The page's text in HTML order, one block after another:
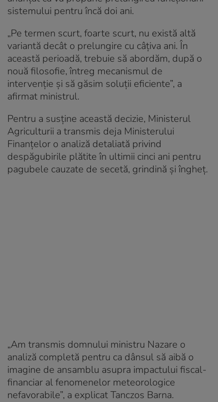
sistemului pentru încă doi ani.
„Pe termen scurt, foarte scurt, nu există altă
variantă decât o prelungire cu câțiva ani. În
această perioadă, trebuie să abordăm, după o
nouă filosofie, întreg mecanismul de
intervenție și să găsim soluții eficiente”, a
afirmat ministrul.
Pentru a susține această decizie, Ministerul
Agriculturii a transmis deja Ministerului
Finanțelor o analiză detaliată privind
despăgubirile plătite în ultimii cinci ani pentru
pagubele cauzate de secetă, grindină și îngheț.
„Am transmis domnului ministru Nazare o
analiză completă pentru ca dânsul să aibă o
imagine de ansamblu asupra impactului fiscal-
financiar al fenomenelor meteorologice
nefavorabile”, a explicat Tanczos Barna.